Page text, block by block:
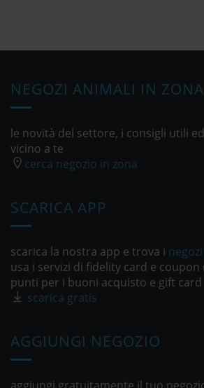
NEGOZI ANIMALI IN ZONA
le novità del settore, i consigli utili
vicino a te
cerca negozio in zona
SCARICA APP
scarica la nostra app e trova i
usa i servizi di fidelity card e
punti per i buoni acquisto e gift card
scarica gratis
AGGIUNGI NEGOZIO